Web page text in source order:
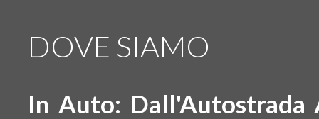
DOVE SIAMO
In Auto: Dall'Autostrada